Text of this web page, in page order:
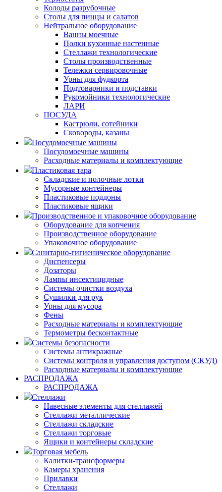
Колоды разрубочные
Столы для пиццы и салатов
Нейтральное оборудование
Ванны моечные
Полки кухонные настенные
Стеллажи технологические
Столы производственные
Тележки сервировочные
Урны для фудкорта
Подтоварники и подставки
Рукомойники технологические
ЛАРИ
ПОСУДА
Кастрюли, сотейники
Сковороды, казаны
Посудомоечные машины
Посудомоечные машины
Расходные материалы и комплектующие
Пластиковая тара
Складские и полочные лотки
Мусорные контейнеры
Пластиковые поддоны
Пластиковые ящики
Производственное и упаковочное оборудование
Оборудование для копчения
Производственное оборудование
Упаковочное оборудование
Санитарно-гигиеническое оборудование
Диспенсеры
Дозаторы
Лампы инсектицидные
Системы очистки воздуха
Сушилки для рук
Урны для мусора
Фены
Расходные материалы и комплектующие
Термометры бесконтактные
Системы безопасности
Системы антикражные
Системы контроля и управления доступом (СКУД)
Расходные материалы и комплектующие
РАСПРОДАЖА
РАСПРОДАЖА
Стеллажи
Навесные элементы для стеллажей
Стеллажи металлические
Стеллажи складские
Стеллажи торговые
Ящики и контейнеры складские
Торговая мебель
Калитки-трансформеры
Камеры хранения
Прилавки
Стеллажи